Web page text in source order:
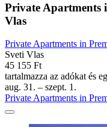
Private Apartments
Vlas
Private Apartments in
Sveti Vlas
45 155 Ft
tartalmazza az adókat és
aug. 31. – szept. 1.
Private Apartments in